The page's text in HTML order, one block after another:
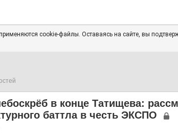
cookie-файлы. Оставаясь на сайте, вы
в конце Татищева:
баттла в честь ЭКСПО